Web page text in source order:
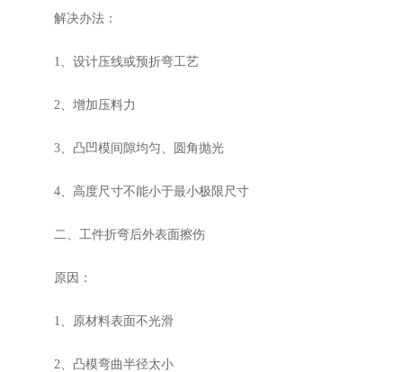
解决办法：
1、设计压线或预折弯工艺
2、增加压料力
3、凸凹模间隙均匀、圆角抛光
4、高度尺寸不能小于最小极限尺寸
二、工件折弯后外表面擦伤
原因：
1、原材料表面不光滑
2、凸模弯曲半径太小